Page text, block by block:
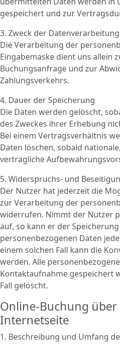
gespeichert und zur
3. Zweck der Datenverarbeitung
Die Verarbeitung der
Eingabemaske dient uns allein
Buchungsanfrage und zur
Zahlungsverkehrs.
4. Dauer der Speicherung
Die Daten werden gelöscht,
des Zweckes ihrer Erhebung
Bei einem Vertragsverhältnis
Daten löschen, sobald
vertragliche
5. Widerspruchs- und
Der Nutzer hat jederzeit die
zur Verarbeitung der
widerrufen. Nimmt der Nutzer
auf, so kann er der
personenbezogenen Daten
einem solchen Fall kann die
werden. Alle
Kontaktaufnahme gespeichert
Fall gelöscht.
Online-Buchung
Internetseite
1. Beschreibung und Umfang